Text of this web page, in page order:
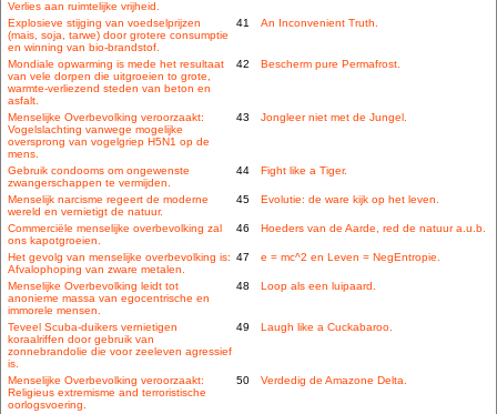
Verlies aan ruimtelijke vrijheid.
Explosieve stijging van voedselprijzen
(mais, soja, tarwe) door grotere consumptie
en winning van bio-brandstof.
41 An Inconvenient Truth.
Mondiale opwarming is mede het resultaat
van vele dorpen die uitgroeien to grote,
warmte-verliezend steden van beton en
asfalt.
42 Bescherm pure Permafrost.
Menselijke Overbevolking veroorzaakt:
Vogelslachting vanwege mogelijke
oversprong van vogelgriep H5N1 op de
mens.
43 Jongleer niet met de Jungel.
Gebruik condooms om ongewenste
zwangerschappen te vermijden.
44 Fight like a Tiger.
Menselijk narcisme regeert de moderne
wereld en vernietigt de natuur.
45 Evolutie: de ware kijk op het leven.
Commerciële menselijke overbevolking zal
ons kapotgroeien.
46 Hoeders van de Aarde, red de natuur a.u.b.
Het gevolg van menselijke overbevolking is:
Afvalophoping van zware metalen.
47 e = mc^2 en Leven = NegEntropie.
Menselijke Overbevolking leidt tot
anonieme massa van egocentrische en
immorele mensen.
48 Loop als een luipaard.
Teveel Scuba-duikers vernietigen
koraalriffen door gebruik van
zonnebrandolie die voor zeeleven agressief
is.
49 Laugh like a Cuckabaroo.
Menselijke Overbevolking veroorzaakt:
Religieus extremisme and terroristische
oorlogsvoering.
50 Verdedig de Amazone Delta.